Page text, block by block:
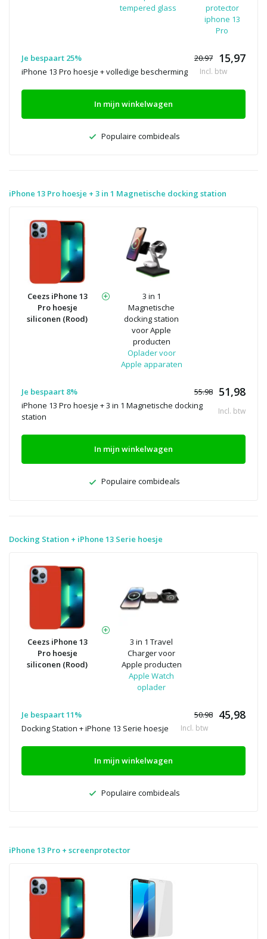
tempered glass
protector
iphone 13
Pro
Je bespaart 25% 20.97 15,97
iPhone 13 Pro hoesje + volledige bescherming Incl. btw
In mijn winkelwagen
Populaire combideals
iPhone 13 Pro hoesje + 3 in 1 Magnetische docking station
Ceezs iPhone 13
Pro hoesje
siliconen (Rood)
3 in 1
Magnetische
docking station
voor Apple
producten
Oplader voor
Apple apparaten
Je bespaart 8% 55.98 51,98
iPhone 13 Pro hoesje + 3 in 1 Magnetische docking
station
Incl. btw
In mijn winkelwagen
Populaire combideals
Docking Station + iPhone 13 Serie hoesje
Ceezs iPhone 13
Pro hoesje
siliconen (Rood)
3 in 1 Travel
Charger voor
Apple producten
Apple Watch
oplader
Je bespaart 11% 50.98 45,98
Docking Station + iPhone 13 Serie hoesje Incl. btw
In mijn winkelwagen
Populaire combideals
iPhone 13 Pro + screenprotector